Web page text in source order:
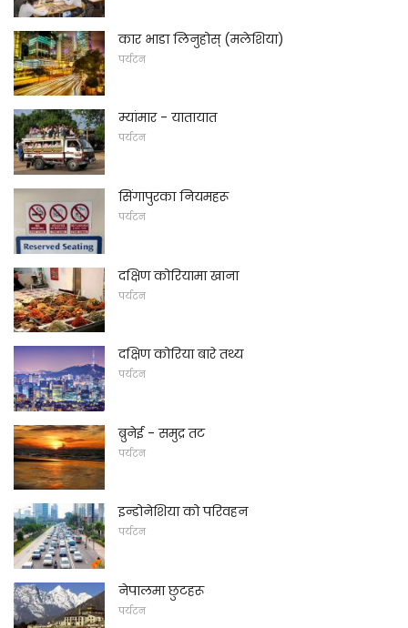
कार भाडा लिनुहोस् (मलेशिया)
पर्यटन
म्यांमार - यातायात
पर्यटन
सिंगापुरका नियमहरू
पर्यटन
दक्षिण कोरियामा खाना
पर्यटन
दक्षिण कोरिया बारे तथ्य
पर्यटन
ब्रुनेई - समुद्र तट
पर्यटन
इन्डोनेशिया को परिवहन
पर्यटन
नेपालमा छुटहरू
पर्यटन